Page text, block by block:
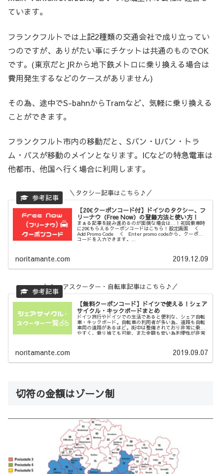
ています。
フランクフルトでは上記2種類の交通会社で成り立ってい
つのですが、ありがたい事にチケットは共通のものでOK
です。(東京だとJRから地下鉄メトロに乗り換える場合は
費用発生するなどのケースがありません)
その為、途中でS-bahnからTramなど、気軽に乗り換える
ことができます。
フランクフルト市内の移動だと、Sバン・Uバン・トラ
ム・バスが移動のメインとなります。ICなどの特急電車は
他都市、他国へ行く場合に利用します。
＼タクシー記事はこちら♪／
【20€クーポンコード付】ドイツのタクシー、フ
リーナウ（Free Now）の登録方法と使い方！
まぁる記事を読み進めるのが面倒な場合は…！初回乗車時
に20€もらえるクーポンコードはこちら！設定画面 ＜
Add Promo Code ＜ Enter promo codeから、クーポン
コードを入力できます。...
noritamante.com 2019.12.09
＼シェアスクーター・自転車記事はこちら♪／
【無料クーポンコード】ドイツで使える！シェア
サイクル・キックボードまとめ
ドイツ旅行やドイツでの生活であると便利な、シェア自転
車・キックボード。自転車の利用者が多い為、道路も自転
車用の道路があるほど。街中は整備されており非常に乗り
やすく、乗り捨ても可能、また金額も安い為利便性が非常
noritamante.com 2019.09.07
切符の金額はゾーン制